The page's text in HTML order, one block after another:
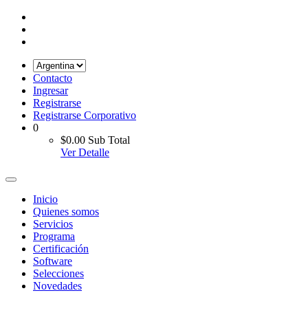
Contacto
Ingresar
Registrarse
Registrarse Corporativo
0
$0.00 Sub Total
Ver Detalle
Inicio
Quienes somos
Servicios
Programa
Certificación
Software
Selecciones
Novedades